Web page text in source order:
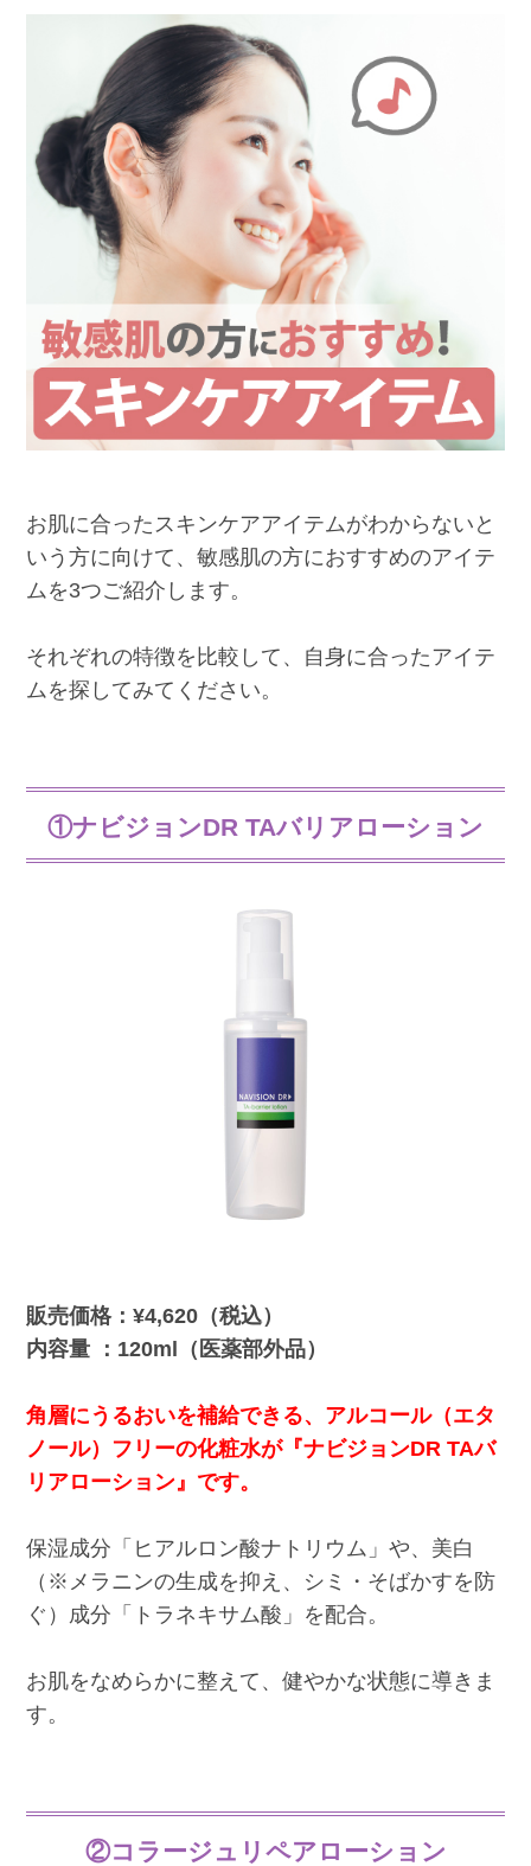
お肌に合ったスキンケアアイテムがわからないと
いう方に向けて、敏感肌の方におすすめのアイテ
ムを3つご紹介します。
それぞれの特徴を比較して、自身に合ったアイテ
ムを探してみてください。
①ナビジョンDR TAバリアローション
販売価格：¥4,620（税込）
内容量 ：120ml（医薬部外品）
角層にうるおいを補給できる、アルコール（エタ
ノール）フリーの化粧水が『ナビジョンDR TAバ
リアローション』です。
保湿成分「ヒアルロン酸ナトリウム」や、美白
（※メラニンの生成を抑え、シミ・そばかすを防
ぐ）成分「トラネキサム酸」を配合。
お肌をなめらかに整えて、健やかな状態に導きま
す。
②コラージュリペアローション